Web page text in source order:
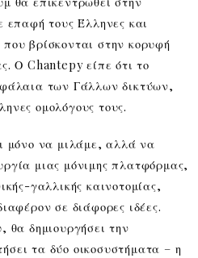
επαφή τους Έλληνες και
βρίσκονται στην κορυφή
Ο Chantepy είπε ότι το
των Γάλλων δικτύων,
ομολόγους τους.
μόνο να μιλάμε, αλλά να
μιας μόνιμης πλατφόρμας,
γαλλικής καινοτομίας,
σε διάφορες ιδέες.
θα δημιουργήσει την
τα δύο οικοσυστήματα – η